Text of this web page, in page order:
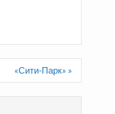
«Сити-Парк» »